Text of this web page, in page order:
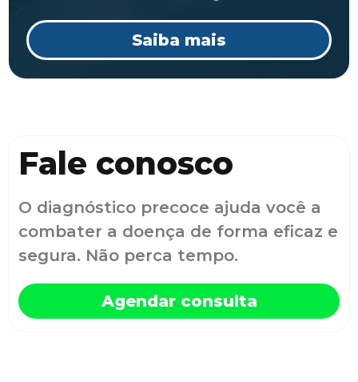
Saiba mais
Fale conosco
O diagnóstico precoce ajuda você a
combater a doença de forma eficaz e
segura. Não perca tempo.
Agendar consulta